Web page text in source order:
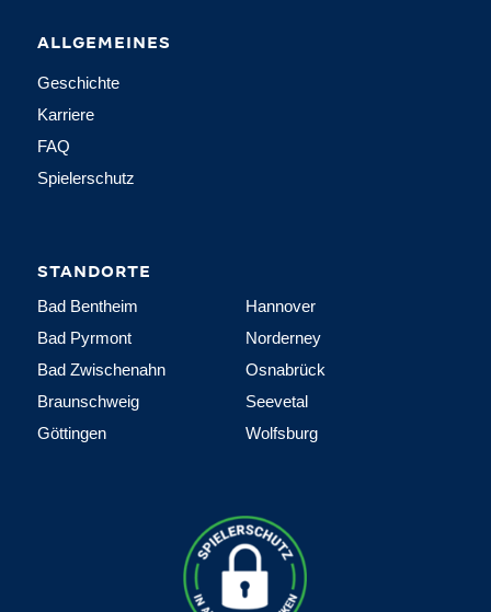
ALLGEMEINES
Geschichte
Karriere
FAQ
Spielerschutz
STANDORTE
Bad Bentheim
Bad Pyrmont
Bad Zwischenahn
Braunschweig
Göttingen
Hannover
Norderney
Osnabrück
Seevetal
Wolfsburg